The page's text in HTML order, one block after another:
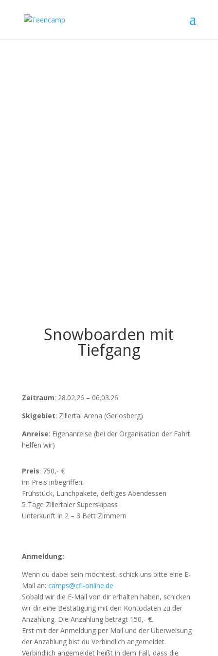
Snowboarden mit
Tiefgang
Zeitraum: 28.02.26 – 06.03.26
Skigebiet: Zillertal Arena (Gerlosberg)
Anreise: Eigenanreise (bei der Organisation der Fahrt
helfen wir)
Preis: 750,- €
im Preis inbegriffen:
Frühstück, Lunchpakete, deftiges Abendessen
5 Tage Zillertaler Superskipass
Unterkunft in 2 – 3 Bett Zimmern
Anmeldung:
Wenn du dabei sein möchtest, schick uns bitte eine E-
Mail an: camps@cfi-online.de
Sobald wir die E-Mail von dir erhalten haben, schicken
wir dir eine Bestätigung mit den Kontodaten zu der
Anzahlung. Die Anzahlung beträgt 150,- €.
Erst mit der Anmeldung per Mail und der Überweisung
der Anzahlung bist du Verbindlich angemeldet.
Verbindlich angemeldet heißt in dem Fall, dass die